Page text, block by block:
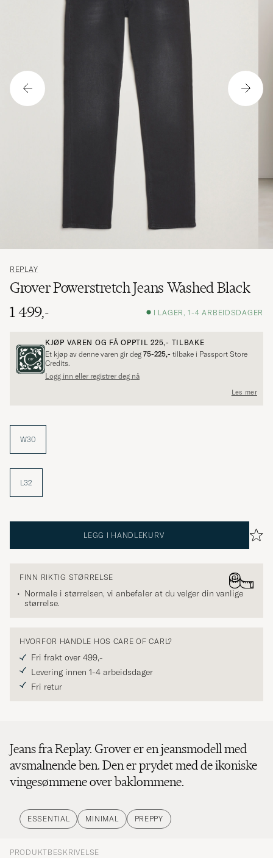
REPLAY
Grover Powerstretch Jeans Washed Black
1 499,-
I LAGER, 1-4 ARBEIDSDAGER
KJØP VAREN OG FÅ OPPTIL225,- TILBAKE
Et kjøp av denne varen gir deg 75-225,- tilbake i Passport Store
Credits.
Logg inn eller registrer deg nå
Les mer
W30
L32
LEGG I HANDLEKURV
FINN RIKTIG STØRRELSE
Normale i størrelsen, vi anbefaler at du velger din vanlige
størrelse.
HVORFOR HANDLE HOS CARE OF CARL?
Fri frakt over 499,-
Levering innen 1-4 arbeidsdager
Fri retur
Jeans fra Replay. Grover er en jeansmodell med
avsmalnende ben. Den er prydet med de ikoniske
vingesømmene over baklommene.
ESSENTIAL MINIMAL PREPPY
PRODUKTBESKRIVELSE